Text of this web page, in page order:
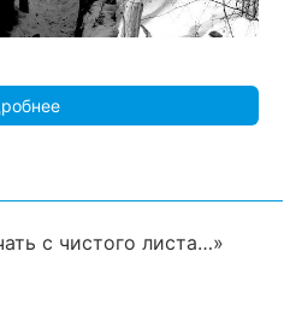
с чистого листа…»